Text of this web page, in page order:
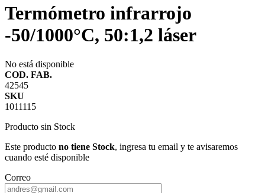
Termómetro infrarrojo
-50/1000°C, 50:1,2 láser
No está disponible
COD. FAB.
42545
SKU
1011115
Producto sin Stock
Este producto no tiene Stock, ingresa tu email y te avisaremos
cuando esté disponible
Correo